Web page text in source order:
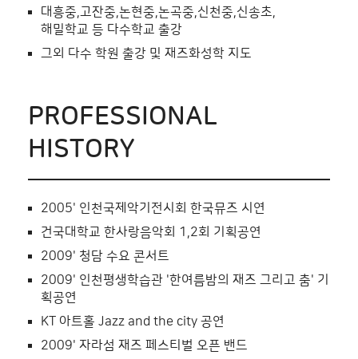
대흥중,고잔중,논현중,논곡중,신천중,신송초,
해밀학교 등 다수학교 출강
그외 다수 학원 출강 및 재즈화성학 지도
PROFESSIONAL
HISTORY
2005' 인천국제악기전시회 한국뮤즈 시연
건국대학교 한사랑음악회 1,2회 기획공연
2009' 청담 수요 콘서트
2009' 인천평생학습관 '한여름밤의 재즈 그리고 춤' 기
획공연
KT 아트홀 Jazz and the city 공연
2009' 자라섬 재즈 페스티벌 오픈 밴드